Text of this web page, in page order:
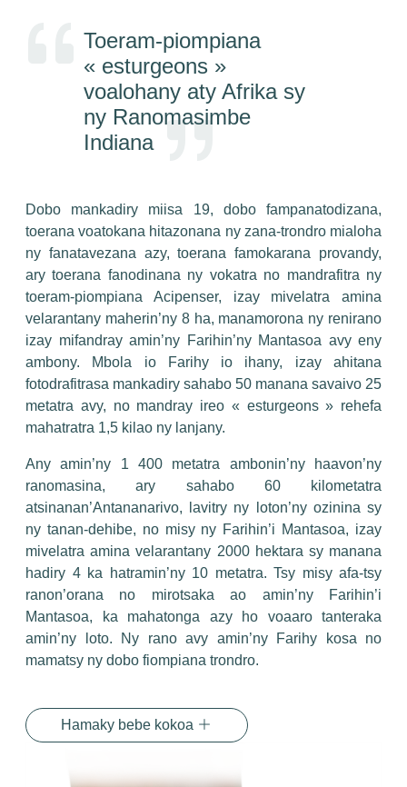
Toeram-piompiana
« esturgeons »
voalohany aty Afrika sy
ny Ranomasimbe
Indiana
Dobo mankadiry miisa 19, dobo fampanatodizana,
toerana voatokana hitazonana ny zana-trondro mialoha
ny fanatavezana azy, toerana famokarana provandy,
ary toerana fanodinana ny vokatra no mandrafitra ny
toeram-piompiana Acipenser, izay mivelatra amina
velarantany maherin’ny 8 ha, manamorona ny renirano
izay mifandray amin’ny Farihin’ny Mantasoa avy eny
ambony. Mbola io Farihy io ihany, izay ahitana
fotodrafitrasa mankadiry sahabo 50 manana savaivo 25
metatra avy, no mandray ireo « esturgeons » rehefa
mahatratra 1,5 kilao ny lanjany.
Any amin’ny 1 400 metatra ambonin’ny haavon’ny
ranomasina, ary sahabo 60 kilometatra
atsinanan’Antananarivo, lavitry ny loton’ny ozinina sy
ny tanan-dehibe, no misy ny Farihin’i Mantasoa, izay
mivelatra amina velarantany 2000 hektara sy manana
hadiry 4 ka hatramin’ny 10 metatra. Tsy misy afa-tsy
ranon’orana no mirotsaka ao amin’ny Farihin’i
Mantasoa, ka mahatonga azy ho voaaro tanteraka
amin’ny loto. Ny rano avy amin’ny Farihy kosa no
mamatsy ny dobo fiompiana trondro.
Hamaky bebe kokoa